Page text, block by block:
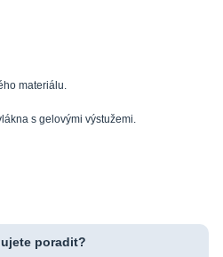
materiálu.
s gelovými výstužemi.
poradit?